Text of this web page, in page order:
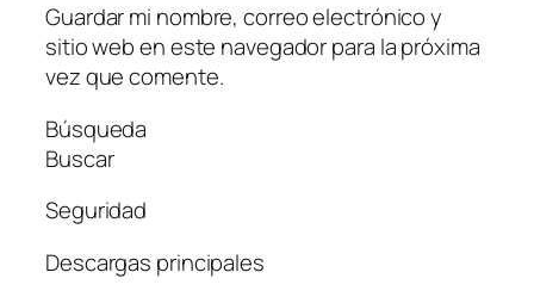
Guardar mi nombre, correo electrónico y
sitio web en este navegador para la próxima
vez que comente.
Búsqueda
Buscar
Seguridad
Descargas principales